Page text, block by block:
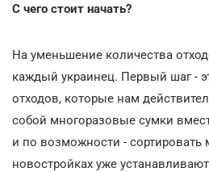
С чего стоит начать?
На уменьшение количества
каждый украинец. Первый шаг -
отходов, которые нам
собой многоразовые сумки
и по возможности - сортировать
новостройках уже